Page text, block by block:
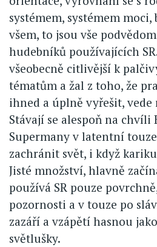
systémem, systémem
všem, to jsou vše
hudebníků používajících
všeobecně citlivější k
tématům a žal z toho, že
ihned a úplně vyřešit, vede
Stávají se alespoň na chvíli
Supermany v latentní
zachránit svět, i když
Jisté množství, hlavně
používá SR pouze
pozornosti a v touze po
zazáří a vzápětí hasnou
světlušky.